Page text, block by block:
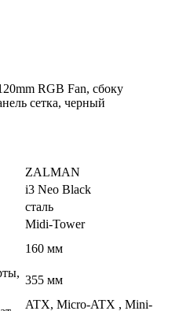
RGB Fan, сбоку
сетка, черный
ZALMAN
i3 Neo Black
сталь
Midi-Tower
160 мм
355 мм
ATX, Micro-ATX , Mini-